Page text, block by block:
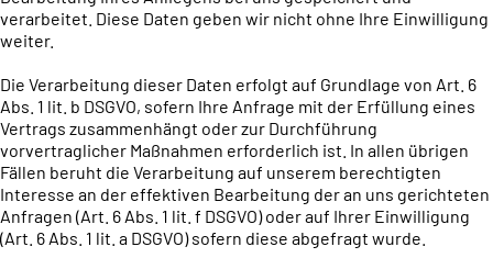
verarbeitet. Diese Daten geben wir nicht ohne Ihre Einwilligung
weiter.
Die Verarbeitung dieser Daten erfolgt auf Grundlage von Art. 6
Abs. 1 lit. b DSGVO, sofern Ihre Anfrage mit der Erfüllung eines
Vertrags zusammenhängt oder zur Durchführung
vorvertraglicher Maßnahmen erforderlich ist. In allen übrigen
Fällen beruht die Verarbeitung auf unserem berechtigten
Interesse an der effektiven Bearbeitung der an uns gerichteten
Anfragen (Art. 6 Abs. 1 lit. f DSGVO) oder auf Ihrer Einwilligung
(Art. 6 Abs. 1 lit. a DSGVO) sofern diese abgefragt wurde.